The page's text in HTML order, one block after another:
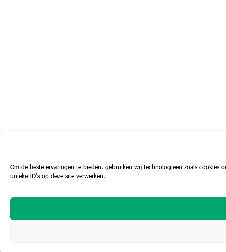
Om de beste ervaringen te bieden, gebruiken wij technologieën zoals
unieke ID's op deze site verwerken.